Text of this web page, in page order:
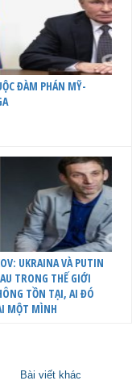
ĐÀM PHÁN MỸ-
UKRAINA VÀ PUTIN
TRONG THẾ GIỚI
TỒN TẠI, AI ĐÓ
MỘT MÌNH
Bài viết khác